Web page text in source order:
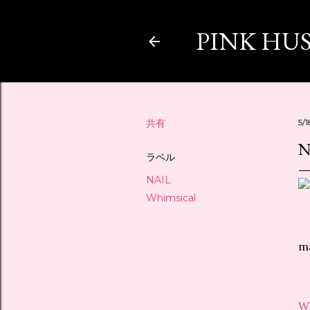
PINK
共有
ラベル
NAIL
Whimsical
5/